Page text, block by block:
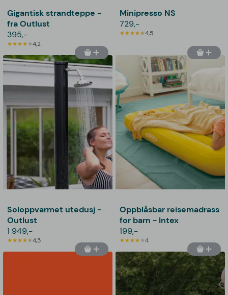
Gigantisk strandteppe -
fra Outlust
395,-
4,2
Minipresso NS
729,-
4,5
Soloppvarmet utedusj -
Outlust
1 949,-
4,5
Oppblåsbar reisemadrass
for barn - Intex
199,-
4